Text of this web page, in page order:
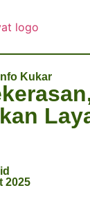
Kukar
2025